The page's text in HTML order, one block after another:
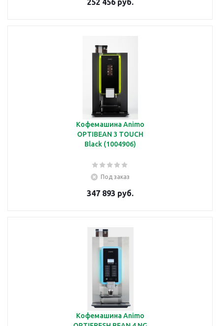
Кофемашина Animo
OPTIBEAN 3 TOUCH
Black (1004906)
Под заказ
347 893 руб.
Кофемашина Animo